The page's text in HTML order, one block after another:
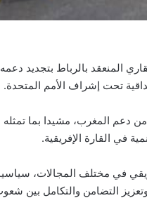
المنعقد بالرباط بتجديد
تحت إشراف الأمم المتحدة.
دعم المغرب، مشيدا بما تمثله
في القارة الإفريقية.
في مختلف المجالات،
وتعزيز التضامن والتكامل بين